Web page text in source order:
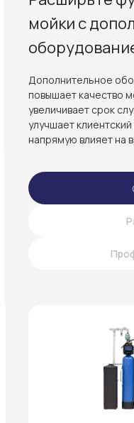
мойки с
Дополнительное
повышает качество
увеличивает срок
улучшает
напрямую влияет на